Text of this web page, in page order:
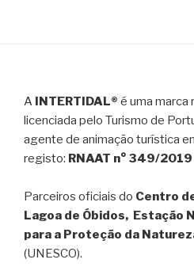
A INTERTIDAL® é uma marca
licenciada pelo Turismo de
agente de animação turística
registo: RNAAT n° 349/2019
Parceiros oficiais do Centro
Lagoa de Óbidos, Estação
para a Proteção da
(UNESCO).